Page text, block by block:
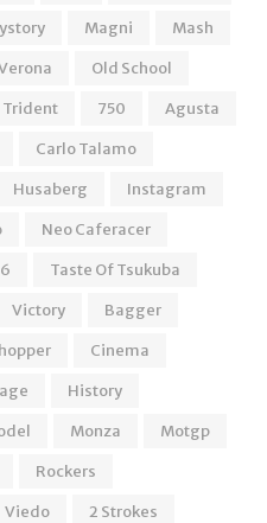
Magni
Mash
Old School
Trident 750
Agusta
Carlo Talamo
Husaberg
Instagram
Neo Caferacer
Taste Of Tsukuba
Victory
Bagger
Cinema
History
Monza
Motgp
Rockers
Viedo
2 Strokes